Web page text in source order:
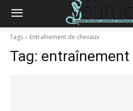
Tags Entraînement de chevaux
Tag: entraînement